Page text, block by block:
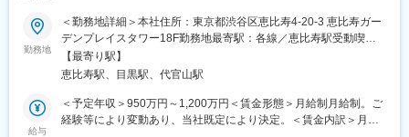
■業務概要
当社の間接購買マネージャーとして、全社の調達戦略に基づき、
サプライヤーとの価格・供給条件交渉、契約締結、購買プロセス
最適化などを担い、コスト最適化と購買ガバナンス強化をリード
していただきます。購買実務対応と社内外関係者との連携を通じ
て、ビジネスへの影響度が高い役割を発揮できるポジションで
勤務地
＜勤務地詳細＞本社住所：東京都渋谷区恵比寿4-20-3 恵比寿ガー
デンプレイスタワー18F勤務地最寄駅：各線／恵比寿駅受動喫煙
対策：屋内全面禁煙変更の範囲：会社の定める事業所（リモート
ワーク含む）
【最寄り駅】
恵比寿駅、目黒駅、代官山駅
給与
＜予定年収＞950万円～1,200万円＜賃金形態＞月給制月給制。ご
経験等により変動あり、当社既定により決定。＜賃金内訳＞月額